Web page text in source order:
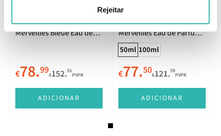
Rejeitar
Hermès Eau des
Merveilles Bleue Eau de
€78.99€152.51
PVPR
ADICIONAR
Hermès L'Ombre des
Merveilles Eau de Parfum
50ml
50ml 100ml
€77.50€121.59
PVPR
ADICIONAR